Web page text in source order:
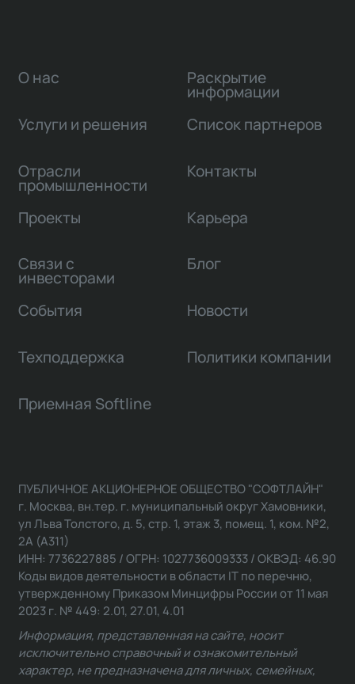
О нас
Услуги и решения
Отрасли
промышленности
Проекты
Связи с
инвесторами
Раскрытие
информации
Список партнеров
Контакты
Карьера
Блог
События Новости
Техподдержка Политики компании
Приемная Softline
ПУБЛИЧНОЕ АКЦИОНЕРНОЕ ОБЩЕСТВО "СОФТЛАЙН"
г. Москва, вн.тер. г. муниципальный округ Хамовники,
ул Льва Толстого, д. 5, стр. 1, этаж 3, помещ. 1, ком. №2,
2А (А311)
ИНН: 7736227885 / ОГРН: 1027736009333 / ОКВЭД: 46.90
Коды видов деятельности в области IT по перечню,
утвержденному Приказом Минцифры России от 11 мая
2023 г. № 449: 2.01, 27.01, 4.01
Информация, представленная на сайте, носит
исключительно справочный и ознакомительный
характер, не предназначена для личных, семейных,